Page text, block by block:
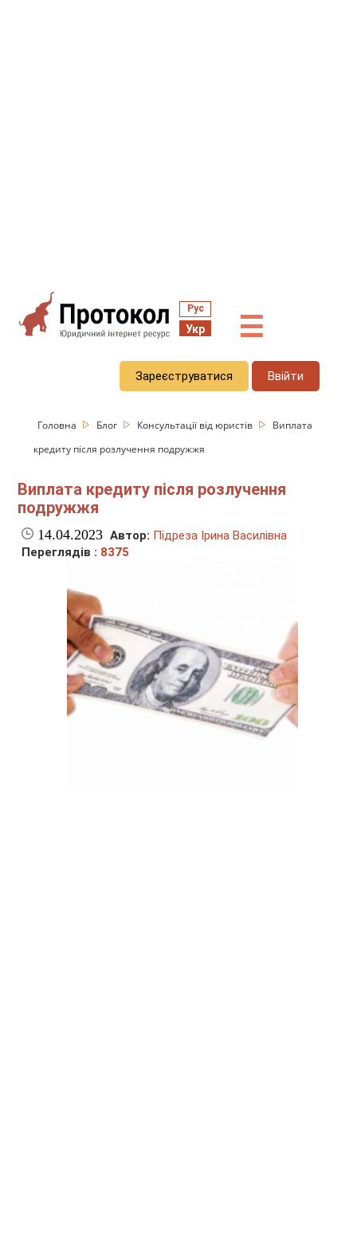
Рус
Укр ☰
Зареєструватися Ввійти
Головна Блог Консультації від юристів
Виплата
кредиту після розлучення подружжя
Виплата кредиту після розлучення
подружжя
14.04.2023 Автор: Підреза Ірина Василівна
Переглядів : 8375